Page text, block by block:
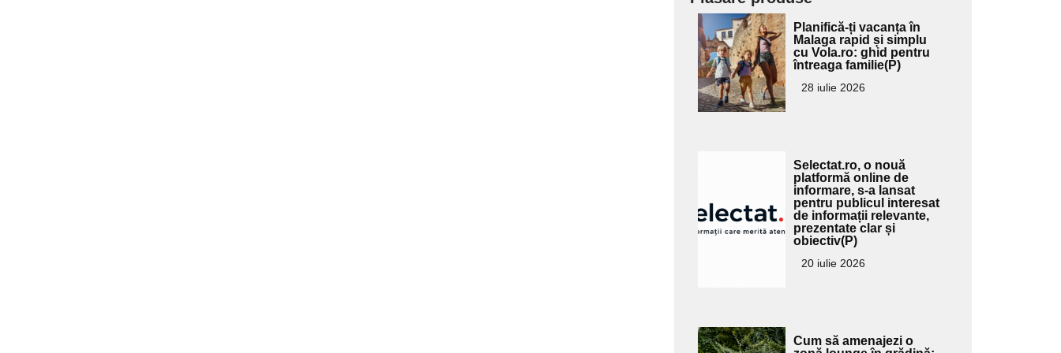
Adaugă
aici textul
pentru
subtitlu
Planifică-ți vacanța în
Malaga rapid și simplu
cu Vola.ro: ghid pentru
întreaga familie(P)
28 iulie 2026
subtitlu
Selectat.ro, o nouă
platformă online de
informare, s-a lansat
pentru publicul interesat
de informații relevante,
prezentate clar și
obiectiv(P)
20 iulie 2026
Adaugă
Cum să amenajezi o